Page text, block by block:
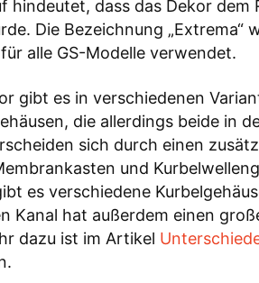
hindeutet, dass das Dekor dem
Die Bezeichnung „Extrema“
alle GS-Modelle verwendet.
gibt es in verschiedenen
die allerdings beide in
sich durch einen
und
es verschiedene
Kanal hat außerdem einen
dazu ist im Artikel